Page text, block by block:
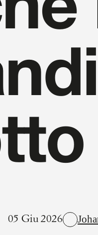
05 Giu 2026